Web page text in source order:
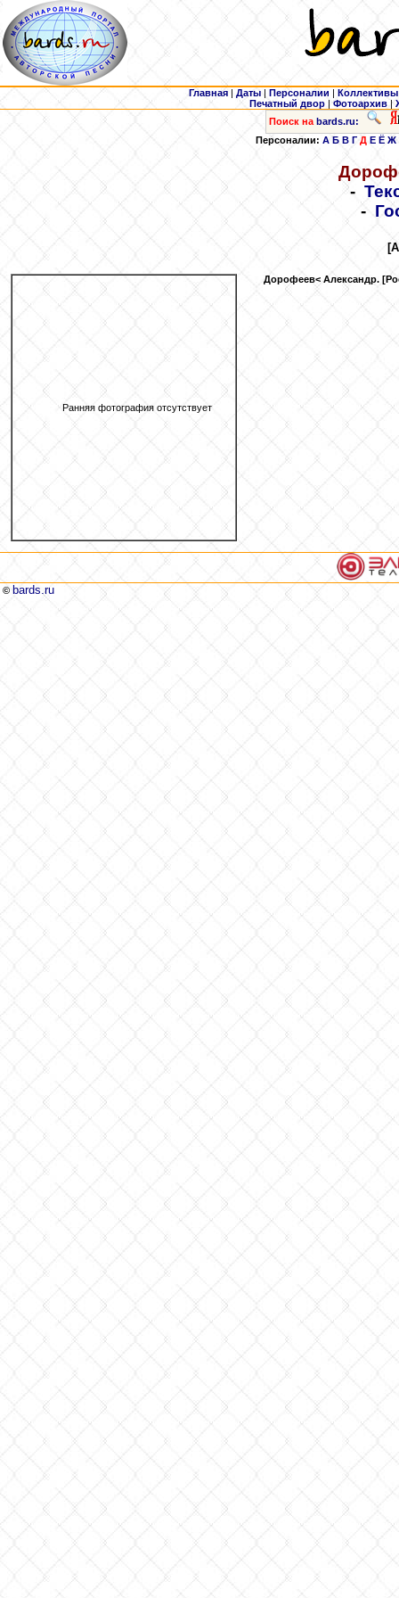
Главная | Даты | Персоналии | Коллективы
Печатный двор |Фотоархив |
Поиск на bards.ru:
Персоналии: А Б В Г Д Е Ё Ж
-
-
Ранняя фотография отсутствует
Дорофеев< Александр.
© bards.ru